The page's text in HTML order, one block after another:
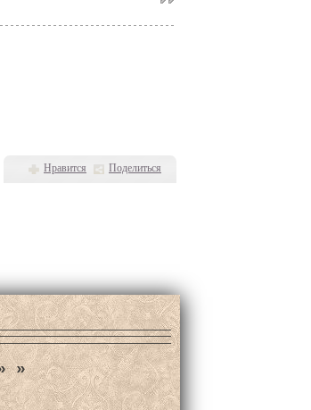
Нравится Поделиться
»